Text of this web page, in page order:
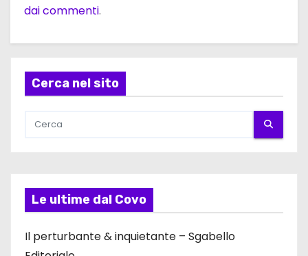
dai commenti.
Cerca nel sito
Le ultime dal Covo
Il perturbante & inquietante – Sgabello